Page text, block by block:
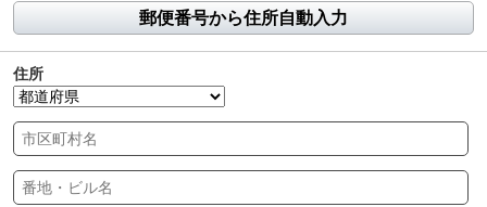
郵便番号から住所自動入力
住所